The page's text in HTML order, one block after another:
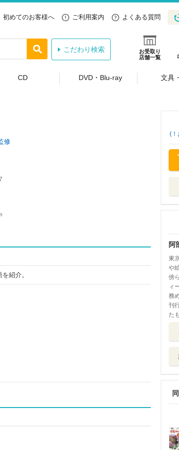
初めてのお客様へ ご利用案内 よくある質問
お受取り
店舗一覧
こだわり検索
CD DVD・Blu-ray 文具
修
紹介。
(！
阿
東
や
傍
ィ
務
刊
た